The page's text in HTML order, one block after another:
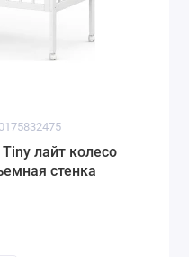
лайт колесо
стенка